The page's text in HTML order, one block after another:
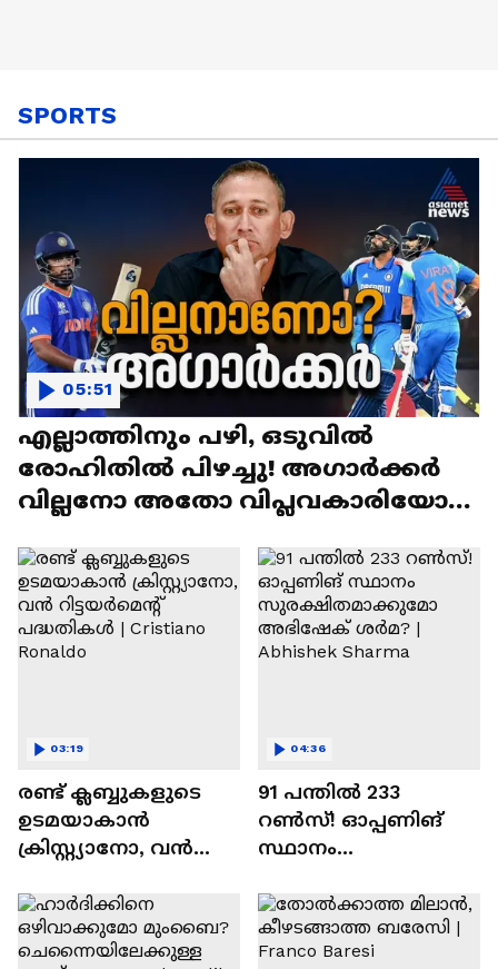
SPORTS
എല്ലാത്തിനും പഴി, ഒടുവില്‍
രോഹിതില്‍ പിഴച്ചു! അഗാര്‍ക്കർ
വില്ലനോ അതോ വിപ്ലവകാരിയോ? |
05:51
രണ്ട്‌ ക്ലബ്ബുകളുടെ
ഉടമയാകാന്‍
ക്രിസ്റ്റ്യാനോ, വന്‍
പദ്ധതികള്‍ | Cristiano
Ronaldo
03:19
91 പന്തില്‍ 233
റണ്‍സ്! ഓപ്പണിങ്
സ്ഥാനം
അഭിഷേക് ശർമ? |
Abhishek Sharma
04:36